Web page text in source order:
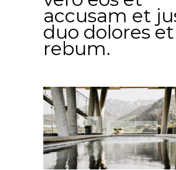
accusam et
duo dolores
rebum.